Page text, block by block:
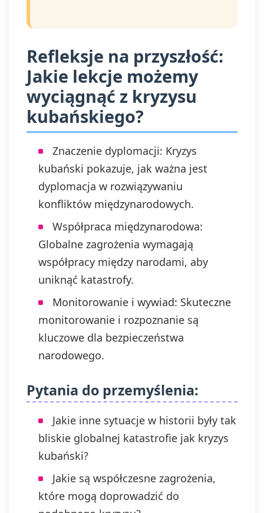
Refleksje na przyszłość:
Jakie lekcje możemy
wyciągnąć z kryzysu
kubańskiego?
Znaczenie dyplomacji: Kryzys
kubański pokazuje, jak ważna jest
dyplomacja w rozwiązywaniu
konfliktów międzynarodowych.
Współpraca międzynarodowa:
Globalne zagrożenia wymagają
współpracy między narodami, aby
uniknąć katastrofy.
Monitorowanie i wywiad: Skuteczne
monitorowanie i rozpoznanie są
kluczowe dla bezpieczeństwa
narodowego.
Pytania do przemyślenia:
Jakie inne sytuacje w historii były tak
bliskie globalnej katastrofie jak kryzys
kubański?
Jakie są współczesne zagrożenia,
które mogą doprowadzić do